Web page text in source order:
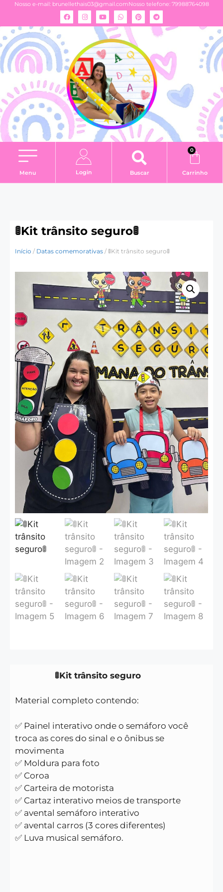
Nosso e-mail: brunellethais03@gmail.comNosso telefone: 79988764098
Menu Login Buscar
0
Carrinho
🚦Kit trânsito seguro🚦
Início / Datas comemorativas / 🚦Kit trânsito seguro🚦
🚦Kit trânsito seguro
Material completo contendo:
✅ Painel interativo onde o semáforo você
troca as cores do sinal e o ônibus se
movimenta
✅ Moldura para foto
✅ Coroa
✅ Carteira de motorista
✅ Cartaz interativo meios de transporte
✅ avental semáforo interativo
✅ avental carros (3 cores diferentes)
✅ Luva musical semáforo.